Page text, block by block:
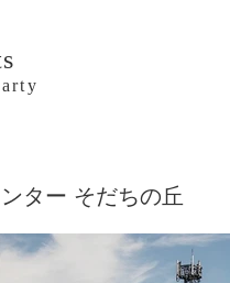
ター そだちの丘